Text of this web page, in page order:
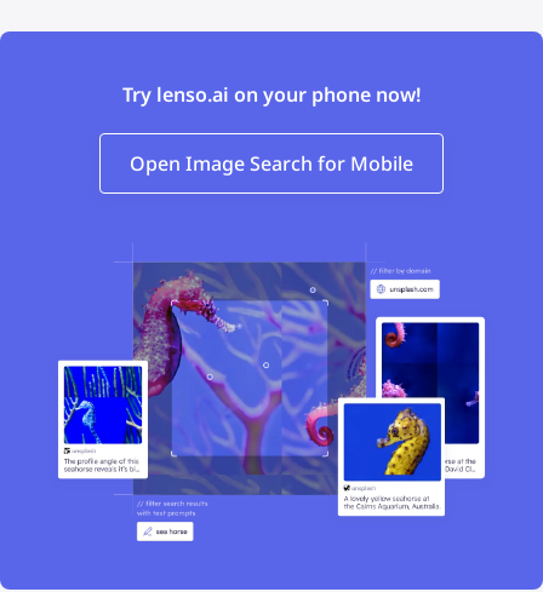
Try lenso.ai on your phone now!
Open Image Search for Mobile